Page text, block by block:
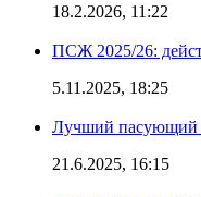
18.2.2026, 11:22
ПСЖ 2025/26:
5.11.2025, 18:25
Лучший пасующий
21.6.2025, 16:15